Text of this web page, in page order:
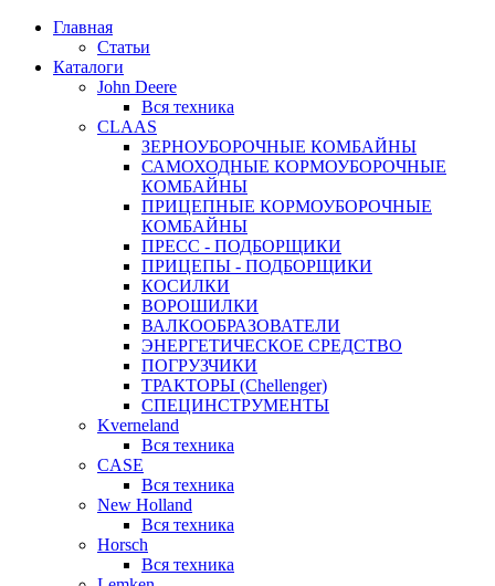
Главная
Статьи
Каталоги
John Deere
Вся техника
CLAAS
ЗЕРНОУБОРОЧНЫЕ КОМБАЙНЫ
САМОХОДНЫЕ КОРМОУБОРОЧНЫЕ
КОМБАЙНЫ
ПРИЦЕПНЫЕ КОРМОУБОРОЧНЫЕ
КОМБАЙНЫ
ПРЕСС - ПОДБОРЩИКИ
ПРИЦЕПЫ - ПОДБОРЩИКИ
КОСИЛКИ
ВОРОШИЛКИ
ВАЛКООБРАЗОВАТЕЛИ
ЭНЕРГЕТИЧЕСКОЕ СРЕДСТВО
ПОГРУЗЧИКИ
ТРАКТОРЫ (Chellenger)
СПЕЦИНСТРУМЕНТЫ
Kverneland
Вся техника
CASE
Вся техника
New Holland
Вся техника
Horsch
Вся техника